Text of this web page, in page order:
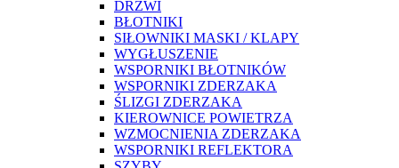
DRZWI
BŁOTNIKI
SIŁOWNIKI MASKI / KLAPY
WYGŁUSZENIE
WSPORNIKI BŁOTNIKÓW
WSPORNIKI ZDERZAKA
ŚLIZGI ZDERZAKA
KIEROWNICE POWIETRZA
WZMOCNIENIA ZDERZAKA
WSPORNIKI REFLEKTORA